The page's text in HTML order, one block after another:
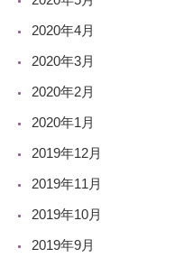
2020年4月
2020年3月
2020年2月
2020年1月
2019年12月
2019年11月
2019年10月
2019年9月